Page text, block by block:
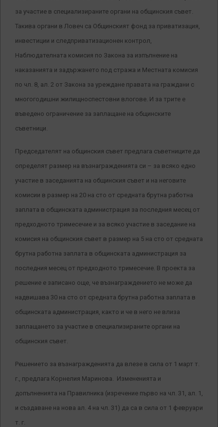
за участие в специализираните органи на общинския съвет.
Такива органи в Ловеч са Общинският фонд за приватизация,
инвестиции и следприватизационен контрол,
Наблюдателната комисия по Закона за изпълнение на
наказанията и задържането под стража и Местната комисия
по чл. 8, ал. 2 от Закона за уреждане правата на граждани с
многогодишни жилищноспестовни влогове. И за трите е
въведено ограничение за заплащане на общинските
съветници.
Председателят на общинския съвет предлага съветниците да
определят размер на възнагражденията си – за всяко едно
участие в заседанията на общинския съвет и на неговите
комисии в размер на 20 на сто от средната брутна работна
заплата в общинската администрация за последния месец от
предходното тримесечие и за всяко участие в заседание на
комисия на общинския съвет в размер на 5 на сто от средната
брутна работна заплата в общинската администрация за
последния месец от предходното тримесечие. В проекта за
решение е записано още, че възнаграждението не може да
надвишава 30 на сто от средната брутна работна заплата в
общинската администрация, както и че в него не влиза
заплащането за участие в специализираните органи на
общинския съвет.
Решението за възнагражденията да влезе в сила от 1 март т.
г., предлага Корнелия Маринова. Измененията и
допълненията на Правилника (изречение първо на чл. 31, ал. 1,
и създаване на нова ал. 4 на чл. 31) да са в сила от 1 февруари
т. г.